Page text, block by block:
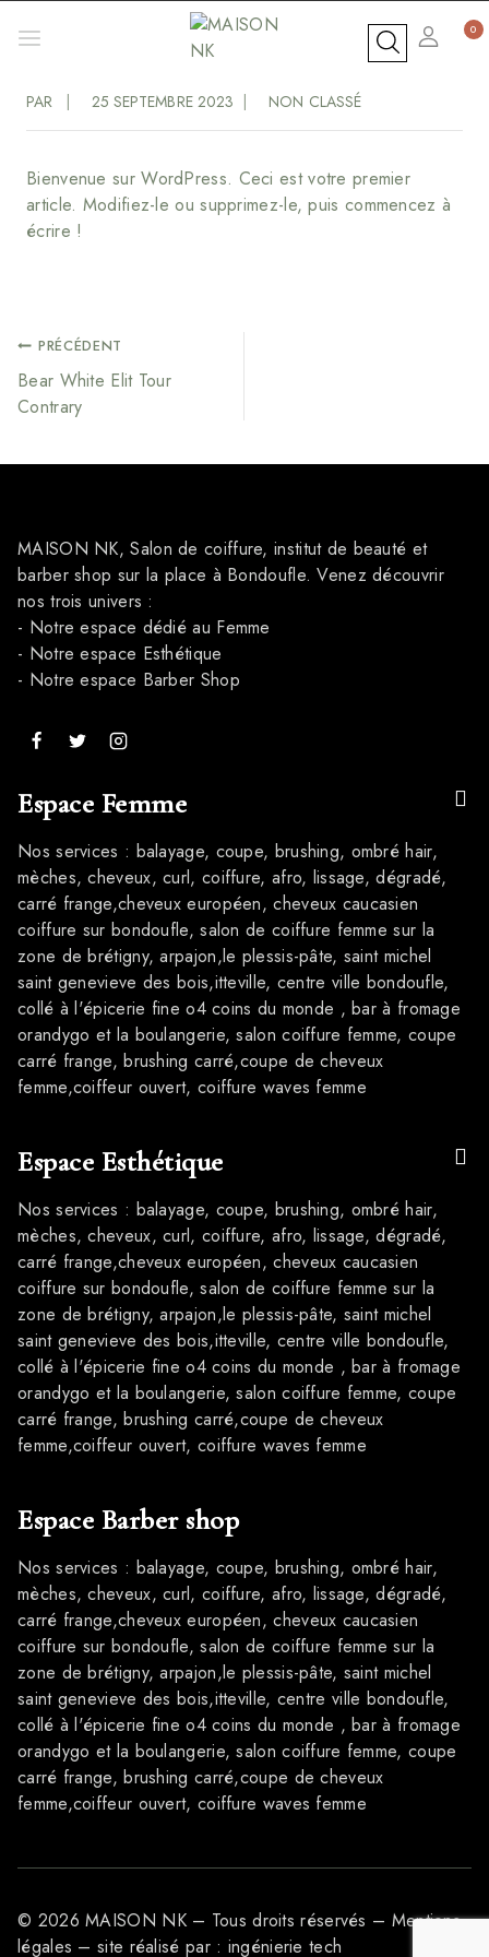
0
Bonjour Tout Le Monde !
PAR 25 SEPTEMBRE 2023 NON CLASSÉ
Bienvenue sur WordPress. Ceci est votre premier
article. Modifiez-le ou supprimez-le, puis commencez à
écrire !
NAVIGATION
DE
L’ARTICLE
PRÉCÉDENT
Bear White Elit Tour
Contrary
MAISON NK, Salon de coiffure, institut de beauté et
barber shop sur la place à Bondoufle. Venez découvrir
nos trois univers :
- Notre espace dédié au Femme
- Notre espace Esthétique
- Notre espace Barber Shop
Espace Femme
Nos services : balayage, coupe, brushing, ombré hair,
mèches, cheveux, curl, coiffure, afro, lissage, dégradé,
carré frange,cheveux européen, cheveux caucasien
coiffure sur bondoufle, salon de coiffure femme sur la
zone de brétigny, arpajon,le plessis-pâte, saint michel
saint genevieve des bois,itteville, centre ville bondoufle,
collé à l'épicerie fine o4 coins du monde , bar à fromage
orandygo et la boulangerie, salon coiffure femme, coupe
carré frange, brushing carré,coupe de cheveux
femme,coiffeur ouvert, coiffure waves femme
Espace Esthétique
Nos services : balayage, coupe, brushing, ombré hair,
mèches, cheveux, curl, coiffure, afro, lissage, dégradé,
carré frange,cheveux européen, cheveux caucasien
coiffure sur bondoufle, salon de coiffure femme sur la
zone de brétigny, arpajon,le plessis-pâte, saint michel
saint genevieve des bois,itteville, centre ville bondoufle,
collé à l'épicerie fine o4 coins du monde , bar à fromage
orandygo et la boulangerie, salon coiffure femme, coupe
carré frange, brushing carré,coupe de cheveux
femme,coiffeur ouvert, coiffure waves femme
Espace Barber shop
Nos services : balayage, coupe, brushing, ombré hair,
mèches, cheveux, curl, coiffure, afro, lissage, dégradé,
carré frange,cheveux européen, cheveux caucasien
coiffure sur bondoufle, salon de coiffure femme sur la
zone de brétigny, arpajon,le plessis-pâte, saint michel
saint genevieve des bois,itteville, centre ville bondoufle,
collé à l'épicerie fine o4 coins du monde , bar à fromage
orandygo et la boulangerie, salon coiffure femme, coupe
carré frange, brushing carré,coupe de cheveux
femme,coiffeur ouvert, coiffure waves femme
© 2026 MAISON NK – Tous droits réservés – Mentions
légales – site réalisé par : ingénierie tech